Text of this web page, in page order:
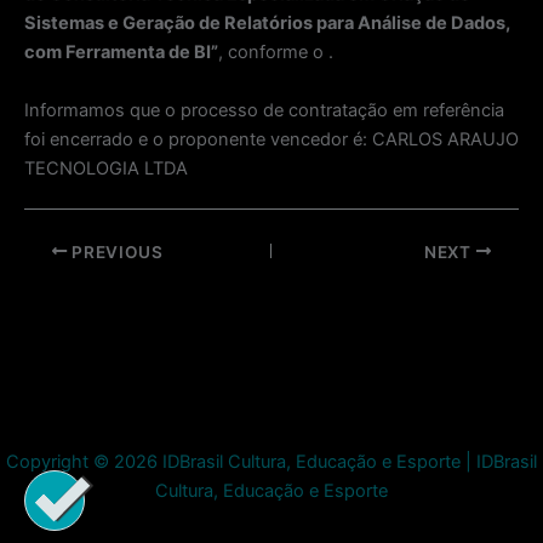
Sistemas e Geração de Relatórios para Análise de Dados,
com Ferramenta de BI”, conforme o .
Informamos que o processo de contratação em referência
foi encerrado e o proponente vencedor é: CARLOS ARAUJO
TECNOLOGIA LTDA
Post
PREVIOUS NEXT
Copyright © 2026 IDBrasil Cultura, Educação e Esporte | IDBrasil
Cultura, Educação e Esporte